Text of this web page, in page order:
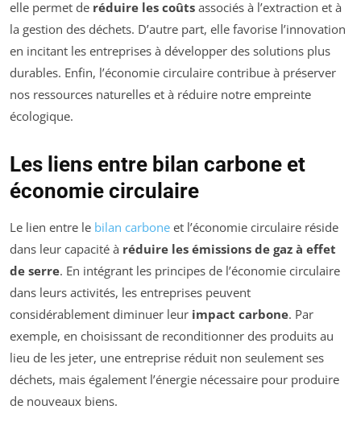
elle permet de réduire les coûts associés à l’extraction et à
la gestion des déchets. D’autre part, elle favorise l’innovation
en incitant les entreprises à développer des solutions plus
durables. Enfin, l’économie circulaire contribue à préserver
nos ressources naturelles et à réduire notre empreinte
écologique.
Les liens entre bilan carbone et
économie circulaire
Le lien entre le bilan carbone et l’économie circulaire réside
dans leur capacité à réduire les émissions de gaz à effet
de serre. En intégrant les principes de l’économie circulaire
dans leurs activités, les entreprises peuvent
considérablement diminuer leur impact carbone. Par
exemple, en choisissant de reconditionner des produits au
lieu de les jeter, une entreprise réduit non seulement ses
déchets, mais également l’énergie nécessaire pour produire
de nouveaux biens.